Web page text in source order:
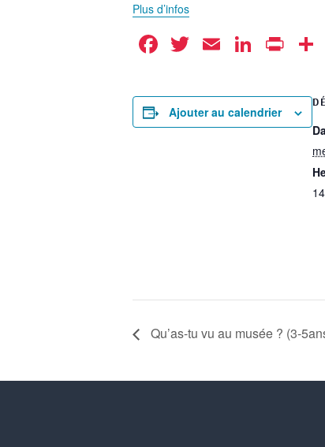
Plus d’infos
Facebook
Twitter
Email Print
Ajouter au calendrier
Qu’as-tu vu au musée ? (3-